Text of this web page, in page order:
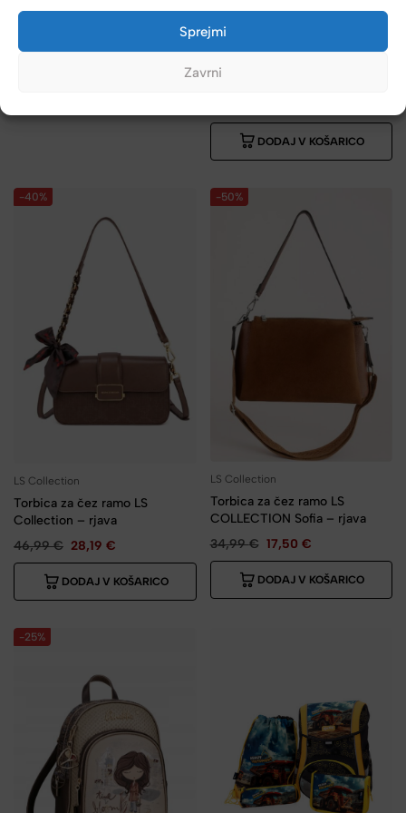
Sprejmi
Zavrni
119,99€ 60,00€
DAVID JONES
JONES – rjava
DODAJ V KOŠARICO
-40%
LS Collection
Torbica za čez ramo LS
Collection – rjava
46,99€ 28,19 €
DODAJ V KOŠARICO
-50%
LS Collection
Torbica za čez ramo LS
COLLECTION Sofia – rjava
34,99€ 17,50 €
DODAJ V KOŠARICO
-25%